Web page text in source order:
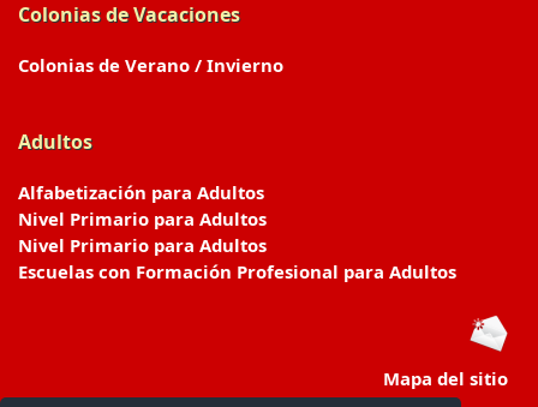
Colonias de Vacaciones
Colonias de Verano / Invierno
Adultos
Alfabetización para Adultos
Nivel Primario para Adultos
Nivel Primario para Adultos
Escuelas con Formación Profesional para Adultos
Mapa del sitio